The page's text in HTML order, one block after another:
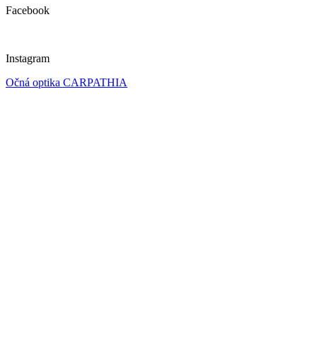
Facebook
Instagram
Očná optika CARPATHIA